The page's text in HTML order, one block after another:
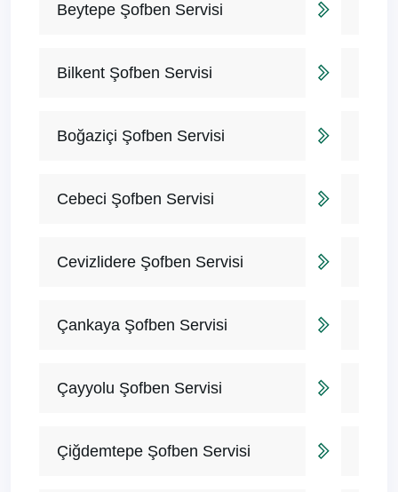
Beytepe Şofben Servisi
Bilkent Şofben Servisi
Boğaziçi Şofben Servisi
Cebeci Şofben Servisi
Cevizlidere Şofben Servisi
Çankaya Şofben Servisi
Çayyolu Şofben Servisi
Çiğdemtepe Şofben Servisi